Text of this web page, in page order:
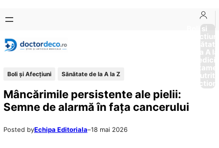
conținut
content
Boli si
Afectiuni
Sănătate
de la A
Boli și Afecțiuni Sănătate de la A la Z
Mâncărimile persistente ale pielii:
Semne de alarmă în fața cancerului
Posted byEchipa Editoriala–18 mai 2026